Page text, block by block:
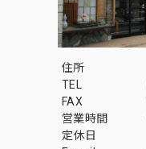
住所
TEL
FAX
営業時間
定休日